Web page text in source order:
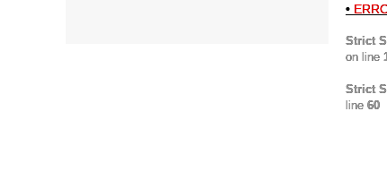
•
Strict
on line
Strict
line 60